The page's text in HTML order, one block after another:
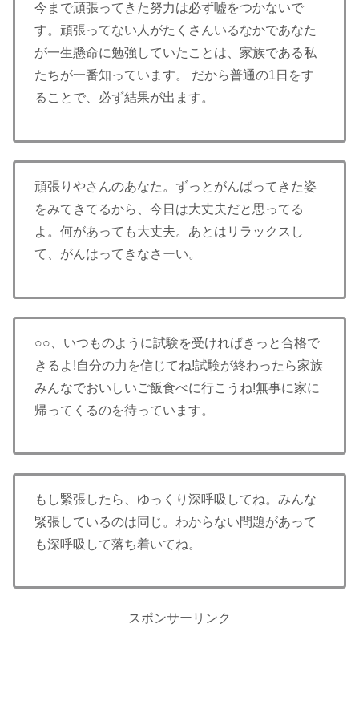
今まで頑張ってきた努力は必ず嘘をつかないで
す。頑張ってない人がたくさんいるなかであなた
が一生懸命に勉強していたことは、家族である私
たちが一番知っています。 だから普通の1日をす
ることで、必ず結果が出ます。
頑張りやさんのあなた。ずっとがんばってきた姿
をみてきてるから、今日は大丈夫だと思ってる
よ。何があっても大丈夫。あとはリラックスし
て、がんはってきなさーい。
○○、いつものように試験を受ければきっと合格で
きるよ!自分の力を信じてね!試験が終わったら家族
みんなでおいしいご飯食べに行こうね!無事に家に
帰ってくるのを待っています。
もし緊張したら、ゆっくり深呼吸してね。みんな
緊張しているのは同じ。わからない問題があって
も深呼吸して落ち着いてね。
スポンサーリンク